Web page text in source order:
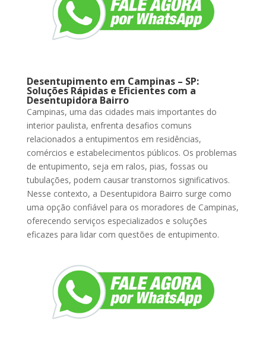
Desentupimento em Campinas – SP:
Soluções Rápidas e Eficientes com a
Desentupidora Bairro
Campinas, uma das cidades mais importantes do
interior paulista, enfrenta desafios comuns
relacionados a entupimentos em residências,
comércios e estabelecimentos públicos. Os problemas
de entupimento, seja em ralos, pias, fossas ou
tubulações, podem causar transtornos significativos.
Nesse contexto, a Desentupidora Bairro surge como
uma opção confiável para os moradores de Campinas,
oferecendo serviços especializados e soluções
eficazes para lidar com questões de entupimento.